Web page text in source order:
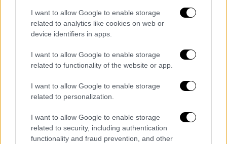
I want to allow Google to enable storage
related to analytics like cookies on web or
device identifiers in apps.
I want to allow Google to enable storage
related to functionality of the website or app.
I want to allow Google to enable storage
related to personalization.
I want to allow Google to enable storage
related to security, including authentication
functionality and fraud prevention, and other
Σε εξέλιξη η προανάκριση
38χρονοςαναζητείτο για ώρα από το
πλήρωμα, ενώ στο σημείο κλήθηκαν